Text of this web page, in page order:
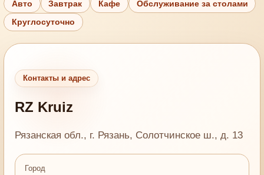
Авто Завтрак Кафе Обслуживание за столами
Круглосуточно
Контакты и адрес
RZ Kruiz
Рязанская обл., г. Рязань, Солотчинское ш., д. 13
Город